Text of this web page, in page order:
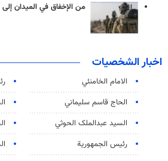
من الإخفاق في الميدان
اخبار الشخصيات
الامام الخامنئي
الحاج قاسم سليماني
السید عبدالملک الحوثي
رئيس الجمهورية